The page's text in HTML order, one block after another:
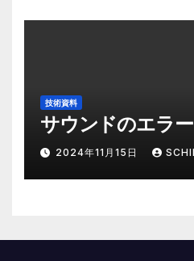
技術資料
サウンドのエラー
2024年11月15日